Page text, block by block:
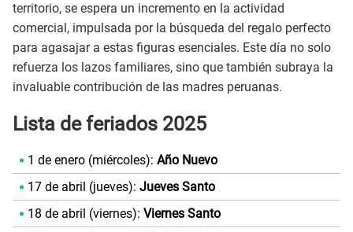
territorio, se espera un incremento en la actividad
comercial, impulsada por la búsqueda del regalo perfecto
para agasajar a estas figuras esenciales. Este día no solo
refuerza los lazos familiares, sino que también subraya la
invaluable contribución de las madres peruanas.
Lista de feriados 2025
1 de enero (miércoles): Año Nuevo
17 de abril (jueves): Jueves Santo
18 de abril (viernes): Viernes Santo